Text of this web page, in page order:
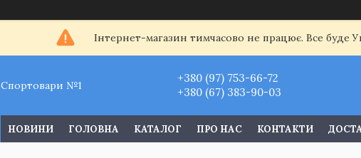
Інтернет-магазин тимчасово не працює. Все буде
Спортовари №1
+380 (97) 753-66-72
+380 (67) 383-90-03
НОВИНИ ГОЛОВНА КАТАЛОГ ПРО НАС КОНТАКТИ